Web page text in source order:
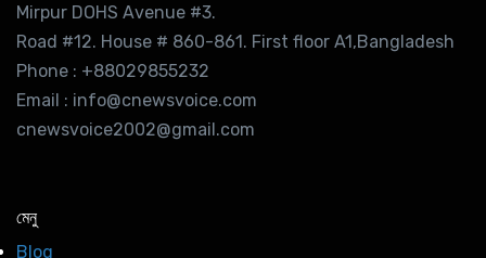
Mirpur DOHS Avenue #3.
Road #12. House # 860-861. First floor A1,Bangladesh
Phone : +88029855232
Email : info@cnewsvoice.com
cnewsvoice2002@gmail.com
মেনু
Blog